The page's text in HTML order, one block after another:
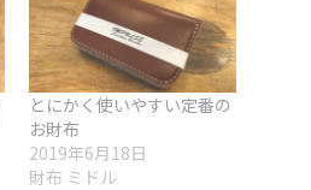
とにかく使いやすい定番の
お財布
2019年6月18日
財布 ミドル